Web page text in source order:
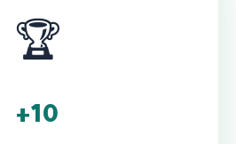
🏆
10+